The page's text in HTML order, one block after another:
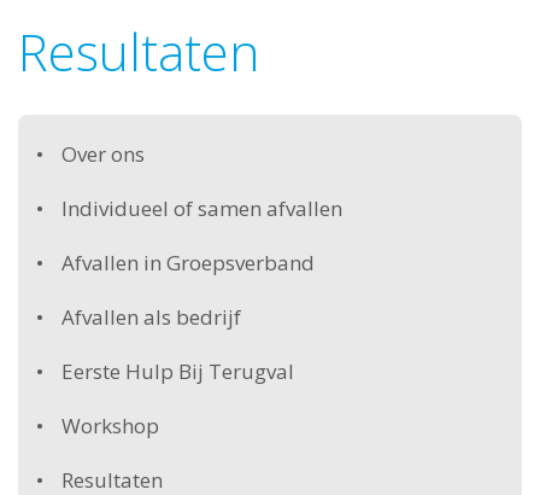
Resultaten
Over ons
Individueel of samen afvallen
Afvallen in Groepsverband
Afvallen als bedrijf
Eerste Hulp Bij Terugval
Workshop
Resultaten